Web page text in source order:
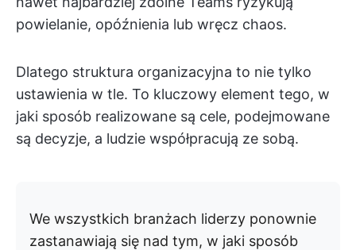
powielanie, opóźnienia lub wręcz chaos.
Dlatego struktura organizacyjna to nie tylko
ustawienia w tle. To kluczowy element tego, w
jaki sposób realizowane są cele, podejmowane
są decyzje, a ludzie współpracują ze sobą.
We wszystkich branżach liderzy ponownie
zastanawiają się nad tym, w jaki sposób